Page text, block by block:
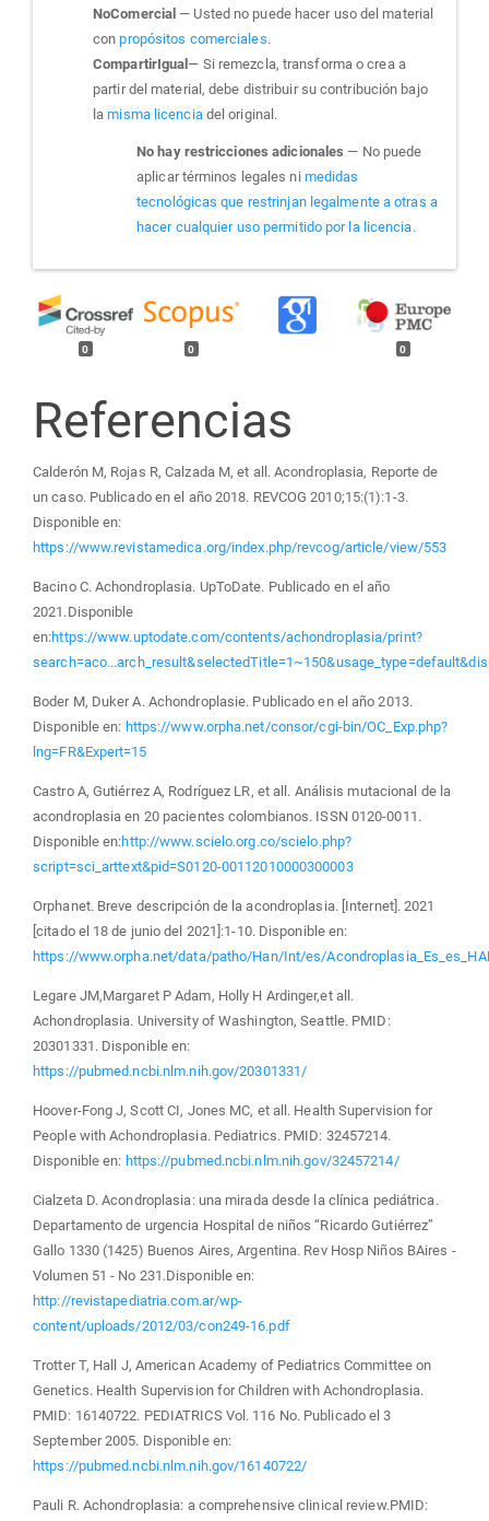
NoComercial — Usted no puede hacer uso del material
conpropósitos comerciales.
CompartirIgual— Si remezcla, transforma o crea a
partir del material, debe distribuir su contribución bajo
lamisma licenciadel original.
No hay restricciones adicionales — No puede
aplicar términos legales ni medidas
tecnológicas que restrinjan legalmente a otras a
hacer cualquier uso permitido por la licencia.
0 0 0
Referencias
Calderón M, Rojas R, Calzada M, et all. Acondroplasia, Reporte de
un caso. Publicado en el año 2018. REVCOG 2010;15:(1):1-3.
Disponible en:
https://www.revistamedica.org/index.php/revcog/article/view/553
Bacino C. Achondroplasia. UpToDate. Publicado en el año
2021.Disponible
en:https://www.uptodate.com/contents/achondroplasia/print?
Boder M, Duker A. Achondroplasie. Publicado en el año 2013.
Disponible en: https://www.orpha.net/consor/cgi-bin/OC_Exp.php?
lng=FR&Expert=15
Castro A, Gutiérrez A, Rodríguez LR, et all. Análisis mutacional de la
acondroplasia en 20 pacientes colombianos. ISSN 0120-0011.
Disponible en:http://www.scielo.org.co/scielo.php?
script=sci_arttext&pid=S0120-00112010000300003
Orphanet. Breve descripción de la acondroplasia. [Internet]. 2021
[citado el 18 de junio del 2021]:1-10. Disponible en:
https://www.orpha.net/data/patho/Han/Int/es/
Legare JM,Margaret P Adam, Holly H Ardinger,et all.
Achondroplasia. University of Washington, Seattle. PMID:
20301331. Disponible en:
https://pubmed.ncbi.nlm.nih.gov/20301331/
Hoover-Fong J, Scott CI, Jones MC, et all. Health Supervision for
People with Achondroplasia. Pediatrics. PMID: 32457214.
Disponible en: https://pubmed.ncbi.nlm.nih.gov/32457214/
Cialzeta D. Acondroplasia: una mirada desde la clínica pediátrica.
Departamento de urgencia Hospital de niños “Ricardo Gutiérrez”
Gallo 1330 (1425) Buenos Aires, Argentina. Rev Hosp Niños BAires -
Volumen 51 - No 231.Disponible en:
http://revistapediatria.com.ar/wp-
content/uploads/2012/03/con249-16.pdf
Trotter T, Hall J, American Academy of Pediatrics Committee on
Genetics. Health Supervision for Children with Achondroplasia.
PMID: 16140722. PEDIATRICS Vol. 116 No. Publicado el 3
September 2005. Disponible en:
https://pubmed.ncbi.nlm.nih.gov/16140722/
Pauli R. Achondroplasia: a comprehensive clinical review.PMID: